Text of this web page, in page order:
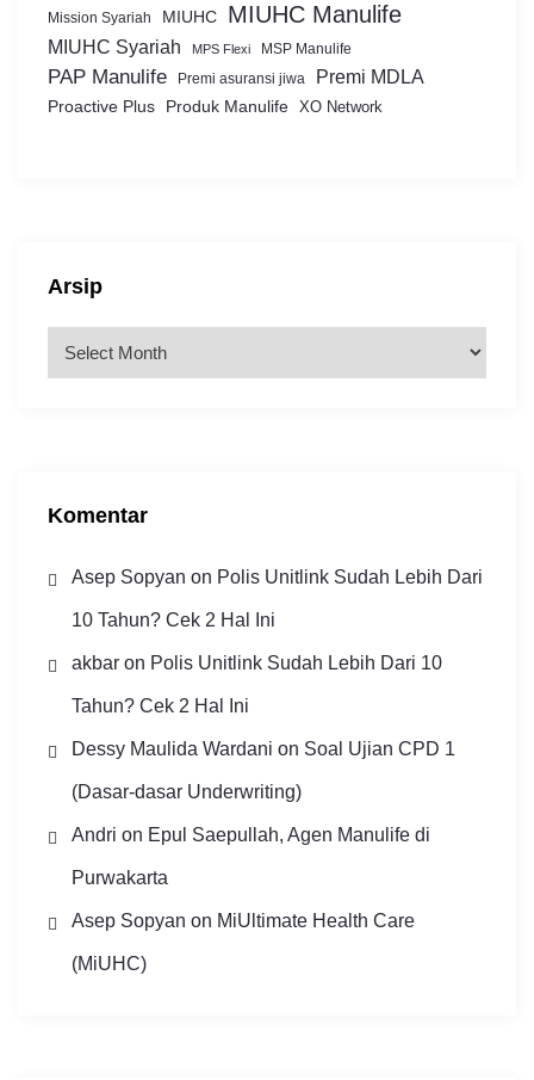
Mission Syariah MIUHC MIUHC Manulife
MIUHC Syariah MPS Flexi MSP Manulife
PAP Manulife Premi asuransi jiwa Premi MDLA
Proactive Plus Produk Manulife XO Network
Arsip
Komentar
Asep Sopyan on Polis Unitlink Sudah Lebih Dari
10 Tahun? Cek 2 Hal Ini
akbaron Polis Unitlink Sudah Lebih Dari 10
Tahun? Cek 2 Hal Ini
Dessy Maulida Wardani on Soal Ujian CPD 1
(Dasar-dasar Underwriting)
Andri on Epul Saepullah, Agen Manulife di
Purwakarta
Asep Sopyan on MiUltimate Health Care
(MiUHC)